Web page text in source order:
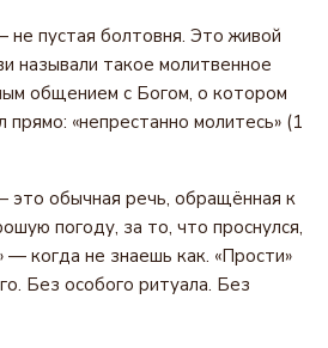
пустая болтовня. Это живой
называли такое молитвенное
общением с Богом, о котором
прямо: «непрестанно молитесь» (1
это обычная речь, обращённая к
погоду, за то, что проснулся,
— когда не знаешь как. «Прости»
Без особого ритуала. Без